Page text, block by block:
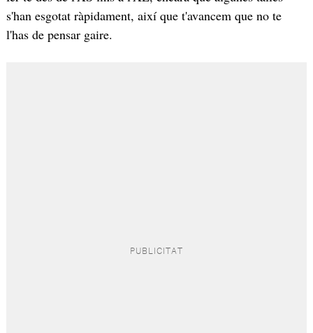
s'han esgotat ràpidament, així que t'avancem que no te
l'has de pensar gaire.